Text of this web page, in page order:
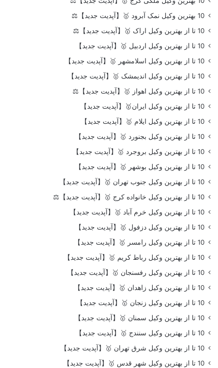
10 بهترین وکیل نمک آبرود 🥇【آپدیت جدید】⚖️
10 تا از بهترین وکیل اراک 🥇【آپدیت جدید】⚖️
10 تا از بهترین وکیل اردبیل 🥇【آپدیت جدید】
10 تا از بهترین وکیل اسلامشهر 🥇【آپدیت جدید】
10 تا از بهترین وکیل اندیمشک 🥇【آپدیت جدید】
10 تا از بهترین وکیل اهواز 🥇【آپدیت جدید】⚖️
10 تا از بهترین وکیل ایران🥇【آپدیت جدید】
10 تا از بهترین وکیل ایلام 🥇【آپدیت جدید】
10 تا از بهترین وکیل بجنورد 🥇【آپدیت جدید】
10 تا از بهترین وکیل بروجرد 🥇【آپدیت جدید】
10 تا از بهترین وکیل بوشهر 🥇【آپدیت جدید】
10 تا از بهترین وکیل جنوب تهران 🥇【آپدیت جدید】
10 تا از بهترین وکیل خانواده کرج 🥇【آپدیت جدید】⚖️
10 تا از بهترین وکیل خرم آباد 🥇【آپدیت جدید】
10 تا از بهترین وکیل دزفول 🥇【آپدیت جدید】
10 تا از بهترین وکیل رامسر 🥇【آپدیت جدید】
10 تا از بهترین وکیل رباط کریم 🥇【آپدیت جدید】
10 تا از بهترین وکیل رفسنجان 🥇【آپدیت جدید】
10 تا از بهترین وکیل زاهدان 🥇【آپدیت جدید】
10 تا از بهترین وکیل زنجان 🥇【آپدیت جدید】
10 تا از بهترین وکیل سمنان 🥇【آپدیت جدید】
10 تا از بهترین وکیل سنندج 🥇【آپدیت جدید】
10 تا از بهترین وکیل شرق تهران 🥇【آپدیت جدید】
10 تا از بهترین وکیل شهر قدس 🥇【آپدیت جدید】